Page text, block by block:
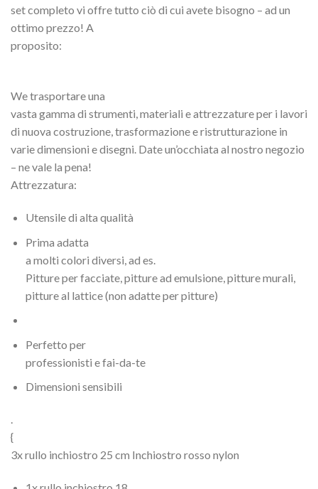
set completo vi offre tutto ciò di cui avete bisogno – ad un
ottimo prezzo! A
proposito:
We trasportare una
vasta gamma di strumenti, materiali e attrezzature per i lavori
di nuova costruzione, trasformazione e ristrutturazione in
varie dimensioni e disegni. Date un’occhiata al nostro negozio
– ne vale la pena!
Attrezzatura:
Utensile di alta qualità
Prima adatta
a molti colori diversi, ad es.
Pitture per facciate, pitture ad emulsione, pitture murali,
pitture al lattice (non adatte per pitture)
Perfetto per
professionisti e fai-da-te
Dimensioni sensibili
.
{
3x rullo inchiostro 25 cm Inchiostro rosso nylon